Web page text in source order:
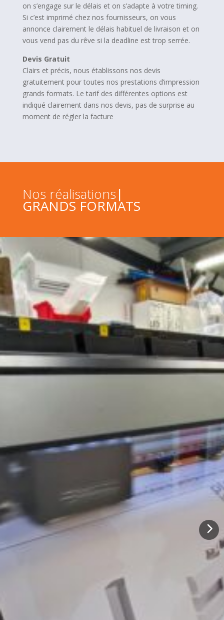
on s’engage sur le délais et on s’adapte à votre timing.
Si c’est imprimé chez nos fournisseurs, on vous
annonce clairement le délais habituel de livraison et on
vous vend pas du rêve si la deadline est trop serrée.
Devis Gratuit
Clairs et précis, nous établissons nos devis
gratuitement pour toutes nos prestations d’impression
grands formats. Le tarif des différentes options est
indiqué clairement dans nos devis, pas de surprise au
moment de régler la facture
Nos réalisations|
GRANDS FORMATS